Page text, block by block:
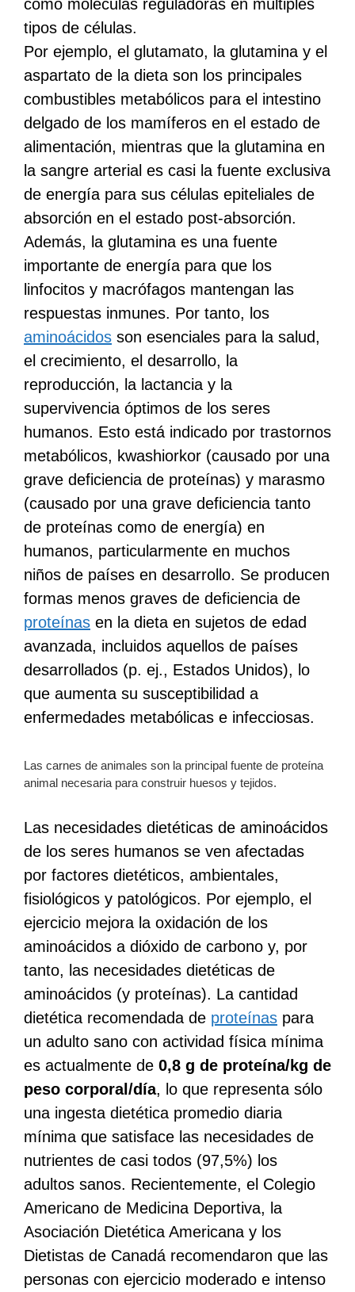
como moléculas reguladoras en múltiples
tipos de células.
Por ejemplo, el glutamato, la glutamina y el
aspartato de la dieta son los principales
combustibles metabólicos para el intestino
delgado de los mamíferos en el estado de
alimentación, mientras que la glutamina en
la sangre arterial es casi la fuente exclusiva
de energía para sus células epiteliales de
absorción en el estado post-absorción.
Además, la glutamina es una fuente
importante de energía para que los
linfocitos y macrófagos mantengan las
respuestas inmunes. Por tanto, los
aminoácidos son esenciales para la salud,
el crecimiento, el desarrollo, la
reproducción, la lactancia y la
supervivencia óptimos de los seres
humanos. Esto está indicado por trastornos
metabólicos, kwashiorkor (causado por una
grave deficiencia de proteínas) y marasmo
(causado por una grave deficiencia tanto
de proteínas como de energía) en
humanos, particularmente en muchos
niños de países en desarrollo. Se producen
formas menos graves de deficiencia de
proteínas en la dieta en sujetos de edad
avanzada, incluidos aquellos de países
desarrollados (p. ej., Estados Unidos), lo
que aumenta su susceptibilidad a
enfermedades metabólicas e infecciosas.
Las carnes de animales son la principal fuente de proteína
animal necesaria para construir huesos y tejidos.
Las necesidades dietéticas de aminoácidos
de los seres humanos se ven afectadas
por factores dietéticos, ambientales,
fisiológicos y patológicos. Por ejemplo, el
ejercicio mejora la oxidación de los
aminoácidos a dióxido de carbono y, por
tanto, las necesidades dietéticas de
aminoácidos (y proteínas). La cantidad
dietética recomendada de proteínas para
un adulto sano con actividad física mínima
es actualmente de 0,8 g de proteína/kg de
peso corporal/día, lo que representa sólo
una ingesta dietética promedio diaria
mínima que satisface las necesidades de
nutrientes de casi todos (97,5%) los
adultos sanos. Recientemente, el Colegio
Americano de Medicina Deportiva, la
Asociación Dietética Americana y los
Dietistas de Canadá recomendaron que las
personas con ejercicio moderado e intenso